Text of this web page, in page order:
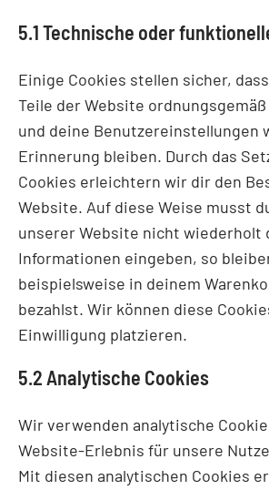
5.1 Technische oder
Einige Cookies stellen sicher,
Teile der Website
und deine Benutzereinstellungen
Erinnerung bleiben. Durch das
Cookies erleichtern wir dir den
Website. Auf diese Weise musst
unserer Website nicht wiederholt
Informationen eingeben, so
beispielsweise in deinem
bezahlst. Wir können diese
Einwilligung platzieren.
5.2 Analytische Cookies
Wir verwenden analytische
Website-Erlebnis für unsere
Mit diesen analytischen Cookies